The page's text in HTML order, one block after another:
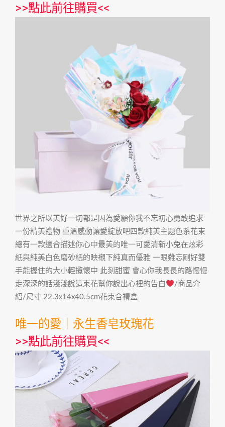
>>點此前往購買<<
世界之所以美好一切都是因為愛願你我不忘初心勇敢追求
一份精美禮物 重溫感動讓愛綻放吧四款純美主題色系花束
總有一款適合描述你心中最美的唯一可愛清新小兔在炫彩
紙與純美白色磨砂紙的映襯下純真而優雅 一眼難忘剛好雙
手能握住的大小輕攬懷中 此刻甜蜜 會心你我長長的路慢慢
走深深的話淺淺說這束花幫你說出心裡的告白
/商品介
紹/尺寸 22.3x14x40.5cm花束含禮盒
唯一的愛｜永生香皂玫瑰花
>>點此前往購買<<